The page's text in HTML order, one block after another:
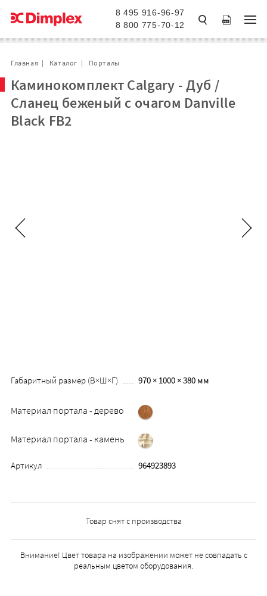
8 495 916-96-97
8 800 775-70-12
Главная Каталог Порталы
Каминокомплект Calgary - Дуб /
Сланец беженый с очагом Danville
Black FB2
Габаритный размер (В×Ш×Г) 970 × 1000 × 380 мм
Материал портала - дерево
Материал портала - камень
Артикул 964923893
Товар снят с производства
Внимание! Цвет товара на изображении может не совпадать с
реальным цветом оборудования.